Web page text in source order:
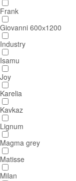
Frank
Giovanni 600х1200
Industry
Isamu
Joy
Karelia
Kavkaz
Lignum
Magma grey
Matisse
Milan